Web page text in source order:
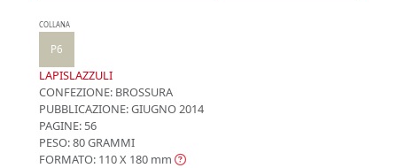
COLLANA
P6
LAPISLAZZULI
CONFEZIONE: BROSSURA
PUBBLICAZIONE:GIUGNO 2014
PAGINE: 56
PESO: 80 GRAMMI
FORMATO: 110 X 180 mm